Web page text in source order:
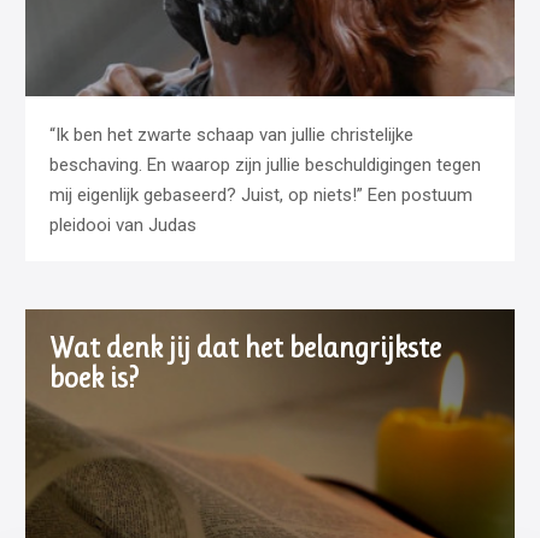
“Ik ben het zwarte schaap van jullie christelijke
beschaving. En waarop zijn jullie beschuldigingen tegen
mij eigenlijk gebaseerd? Juist, op niets!” Een postuum
pleidooi van Judas
Wat denk jij dat het belangrijkste
boek is?